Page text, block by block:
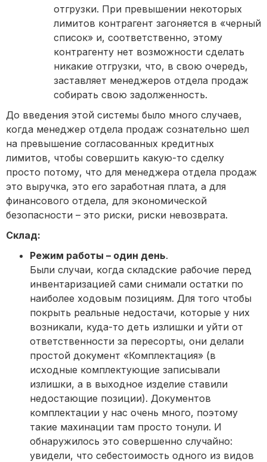
отгрузки. При превышении некоторых
лимитов контрагент загоняется в «черный
список» и, соответственно, этому
контрагенту нет возможности сделать
никакие отгрузки, что, в свою очередь,
заставляет менеджеров отдела продаж
собирать свою задолженность.
До введения этой системы было много случаев,
когда менеджер отдела продаж сознательно шел
на превышение согласованных кредитных
лимитов, чтобы совершить какую-то сделку
просто потому, что для менеджера отдела продаж
это выручка, это его заработная плата, а для
финансового отдела, для экономической
безопасности – это риски, риски невозврата.
Склад:
Режим работы – один день.
Были случаи, когда складские рабочие перед
инвентаризацией сами снимали остатки по
наиболее ходовым позициям. Для того чтобы
покрыть реальные недостачи, которые у них
возникали, куда-то деть излишки и уйти от
ответственности за пересорты, они делали
простой документ «Комплектация» (в
исходные комплектующие записывали
излишки, а в выходное изделие ставили
недостающие позиции). Документов
комплектации у нас очень много, поэтому
такие махинации там просто тонули. И
обнаружилось это совершенно случайно:
увидели, что себестоимость одного из видов